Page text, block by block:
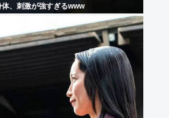
体、刺激が強すぎるwww